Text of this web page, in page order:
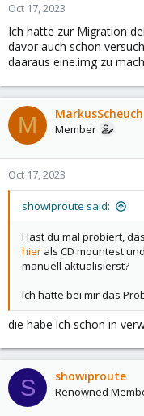
Oct 17, 2023
Ich hatte zur Migration
davor auch schon
daaraus eine.img zu
M MarkusScheuch
Member
Oct 17, 2023
showiproute said:
Hast du mal probiert,
hier als CD mountest
manuell aktualisierst?
Ich hatte bei mir das
die habe ich schon in
S showiproute
Renowned